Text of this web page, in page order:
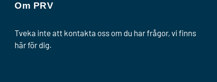
Om PRV
Tveka inte att kontakta oss om du har frågor, vi finns
här för dig.